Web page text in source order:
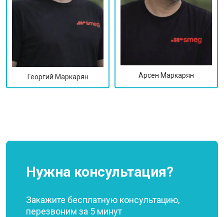
Георгий Маркарян Арсен Маркарян
Нужна консультация?
Закажите бесплатную консультацию,
перезвоним за 5 минут